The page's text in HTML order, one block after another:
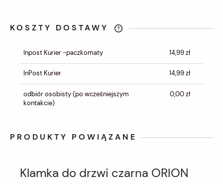
KOSZTY DOSTAWY
KOSZTÓW PŁATNOŚCI
Inpost Kurier -paczkomaty 14,99 zł
InPost Kurier 14,99 zł
odbiór osobisty(po wcześniejszym
kontakcie)
0,00 zł
PRODUKTY POWIĄZANE
Klamka do drzwi czarna ORION